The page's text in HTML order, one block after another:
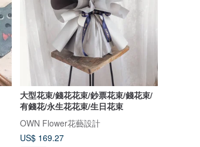
大型花束/錢花花束/鈔票花束/錢花束/
有錢花/永生花花束/生日花束
OWN Flower花藝設計
US$ 169.27